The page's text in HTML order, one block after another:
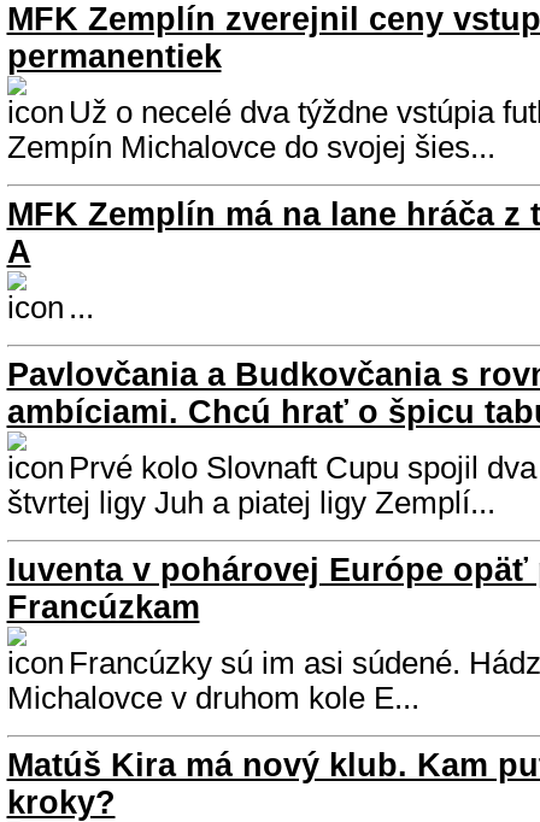
MFK Zemplín zverejnil ceny
permanentiek
Už o necelé dva týždne vstúpia
Zempín Michalovce do svojej šies...
MFK Zemplín má na lane hráča z
A
...
Pavlovčania a Budkovčania s
ambíciami. Chcú hrať o špicu
Prvé kolo Slovnaft Cupu spojil
štvrtej ligy Juh a piatej ligy Zemplí...
Iuventa v pohárovej Európe opäť
Francúzkam
Francúzky sú im asi súdené.
Michalovce v druhom kole E...
Matúš Kira má nový klub. Kam
kroky?